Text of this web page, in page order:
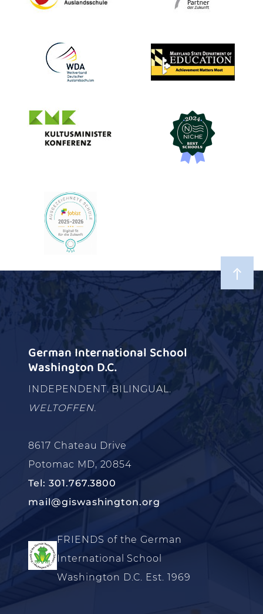
German International School
Washington D.C.
INDEPENDENT. BILINGUAL.
WELTOFFEN.
8617 Chateau Drive
Potomac MD, 20854
Tel: 301.767.3800
mail@giswashington.org
FRIENDS of the German
International School
Washington D.C. Est. 1969